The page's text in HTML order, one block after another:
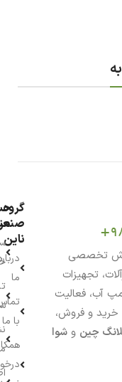
بر فروش تخصصی
تجهیزات
آب، فعالیت
خرید و فروش،
چین و شوا
گروه
ناین
ما
با ما